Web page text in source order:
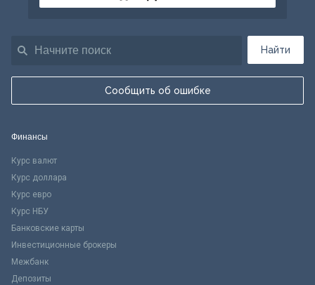
Найти
Сообщить об ошибке
Финансы
Курс валют
Курс доллара
Курс евро
Курс НБУ
Банковские карты
Инвестиционные брокеры
Межбанк
Депозиты